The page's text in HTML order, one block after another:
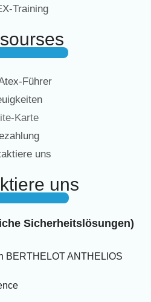
Training
Führer
Karte
uns
uns
Sicherheitslösungen)
BERTHELOT ANTHELIOS